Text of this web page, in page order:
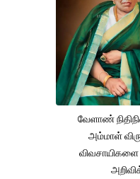
வேளாண்
அம்மாள்
விவசாயிகளை